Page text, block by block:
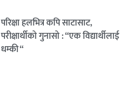
परिक्षा हलभित्र कपि साटासाट,
परीक्षार्थीको गुनासो : “एक विद्यार्थीलाई
धम्की “